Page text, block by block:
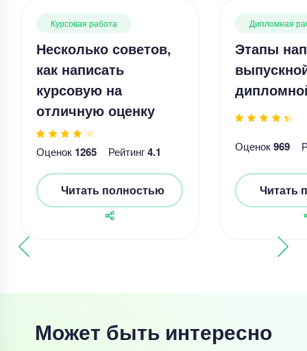
Курсовая работа
Несколько советов,
как написать
курсовую на
отличную оценку
Оценок 1265 Рейтинг4.1
Читать полностью
Дипломная
Этапы
Оценок969
Читать
Может быть интересно